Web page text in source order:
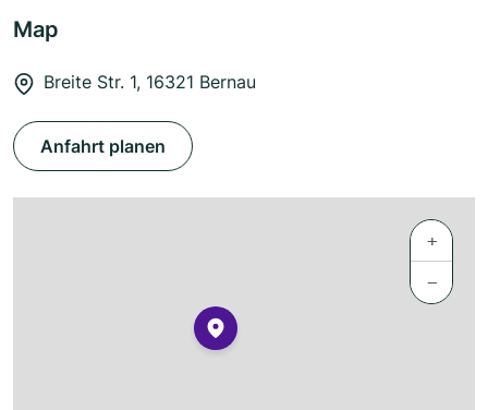
Map
Breite Str. 1, 16321 Bernau
Anfahrt planen
+
−